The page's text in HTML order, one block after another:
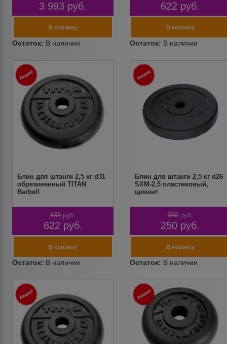
3 993 руб. 622 руб.
Блин для штанги 2,5 кг d31
обрезиненный TITAN
Barbell
835 руб.
622 руб.
Блин для штанги 2,5 кг d26
SXM-2,5 пластиковый,
цемент
350 руб.
250 руб.